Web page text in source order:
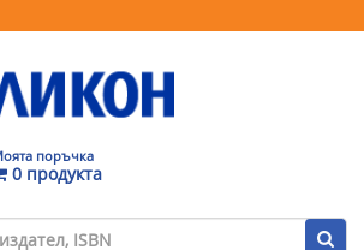
поръчка
0 продукта